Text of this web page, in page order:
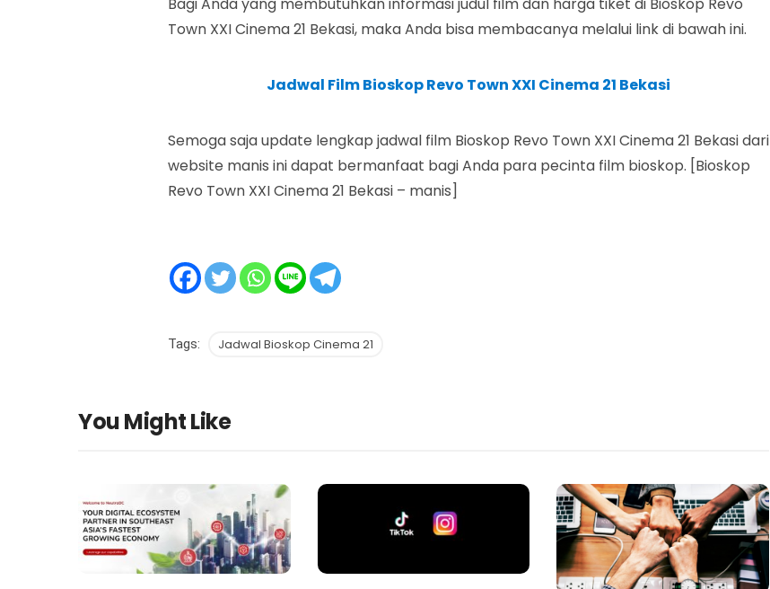
Town XXI Cinema 21 Bekasi, maka Anda bisa membacanya melalui link di bawah ini.
Jadwal Film Bioskop Revo Town XXI Cinema 21 Bekasi
Semoga saja update lengkap jadwal film Bioskop Revo Town XXI Cinema 21 Bekasi dari
website manis ini dapat bermanfaat bagi Anda para pecinta film bioskop. [Bioskop
Revo Town XXI Cinema 21 Bekasi – manis]
Tags: Jadwal Bioskop Cinema 21
You Might Like